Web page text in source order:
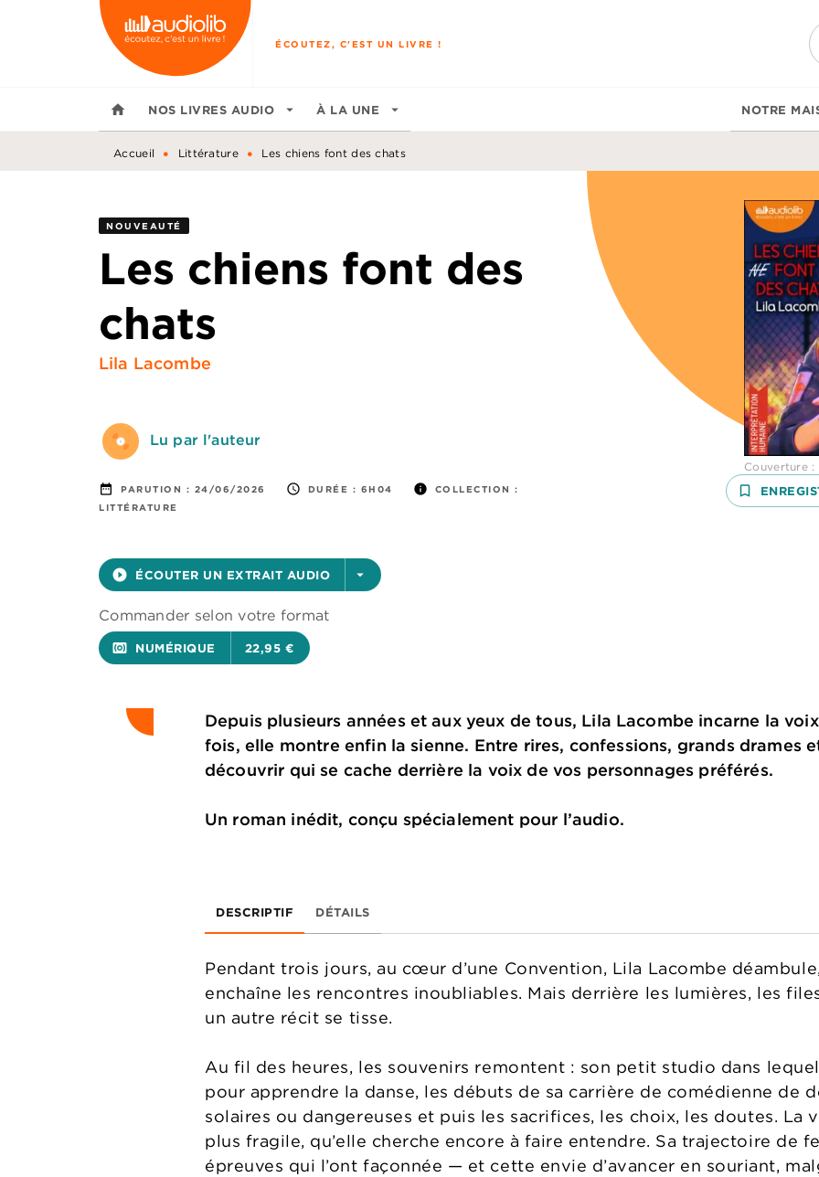
MENU RECHERCHE
ÉCOUTEZ, C'EST UN LIVRE !
home NOS LIVRES AUDIO arrow_drop_down À LA UNE arrow_drop_down NOTRE
Accueil • Littérature • Les chiens font des chats
NOUVEAUTÉ
Les chiens font des
chats
Lila Lacombe
Lu par l'auteur
date_range PARUTION : 24/06/2026 access_time DURÉE : 6H04 info
COLLECTION :
LITTÉRATURE
play_circle_filled ÉCOUTER UN EXTRAIT AUDIO arrow_drop_down
Commander selon votre format
surround_sound NUMÉRIQUE 22,95 €
Couverture
bookmark_border
Depuis plusieurs années et aux yeux de tous, Lila Lacombe incarne la
fois, elle montre enfin la sienne. Entre rires, confessions, grands drames
découvrir qui se cache derrière la voix de vos personnages préférés.
Un roman inédit, conçu spécialement pour l’audio.
DESCRIPTIF DÉTAILS
Pendant trois jours, au cœur d’une Convention, Lila Lacombe
enchaîne les rencontres inoubliables. Mais derrière les lumières, les
un autre récit se tisse.
Au fil des heures, les souvenirs remontent : son petit studio dans
pour apprendre la danse, les débuts de sa carrière de comédienne de
solaires ou dangereuses et puis les sacrifices, les choix, les doutes. La
plus fragile, qu’elle cherche encore à faire entendre. Sa trajectoire de
épreuves qui l’ont façonnée — et cette envie d’avancer en souriant,